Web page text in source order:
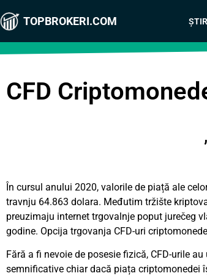
TOPBROKERI.COM
CFD
În cursul anului 2020, valorile de piață ale
travnju 64.863 dolara. Međutim tržište
preuzimaju internet trgovalnje poput jurečeg
godine. Opcija trgovanja CFD-uri
Fără a fi nevoie de posesie fizică, CFD-urile
semnificative chiar dacă piața criptomonedei